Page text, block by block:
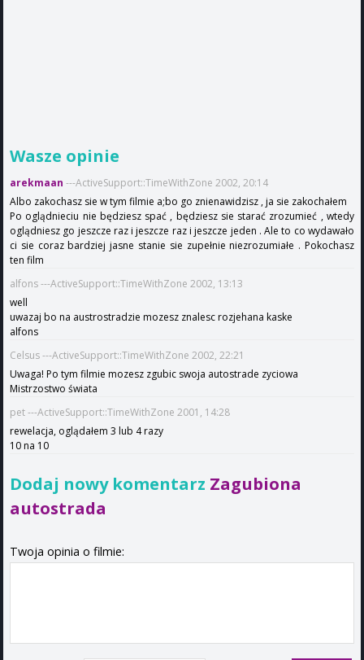
Wasze opinie
arekmaan ---ActiveSupport::TimeWithZone 2002, 20:14
Albo zakochasz sie w tym filmie a;bo go znienawidzisz , ja sie zakochałem
Po oglądnieciu nie będziesz spać , będziesz sie starać zrozumieć , wtedy
oglądniesz go jeszcze raz i jeszcze raz i jeszcze jeden . Ale to co wydawało
ci sie coraz bardziej jasne stanie sie zupełnie niezrozumiałe . Pokochasz
ten film
alfons ---ActiveSupport::TimeWithZone 2002, 13:13
well
uwazaj bo na austrostradzie mozesz znalesc rozjehana kaske
alfons
Celsus ---ActiveSupport::TimeWithZone 2002, 22:21
Uwaga! Po tym filmie mozesz zgubic swoja autostrade zyciowa
Mistrzostwo świata
pet ---ActiveSupport::TimeWithZone 2001, 14:28
rewelacja, oglądałem 3 lub 4 razy
10 na 10
Dodaj nowy komentarz Zagubiona
autostrada
Twoja opinia o filmie: